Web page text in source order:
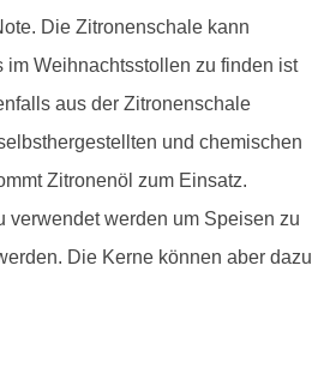
Die Zitronenschale kann
Weihnachtsstollen zu finden ist
aus der Zitronenschale
und chemischen
Zitronenöl zum Einsatz.
verwendet werden um Speisen zu
Die Kerne können aber dazu